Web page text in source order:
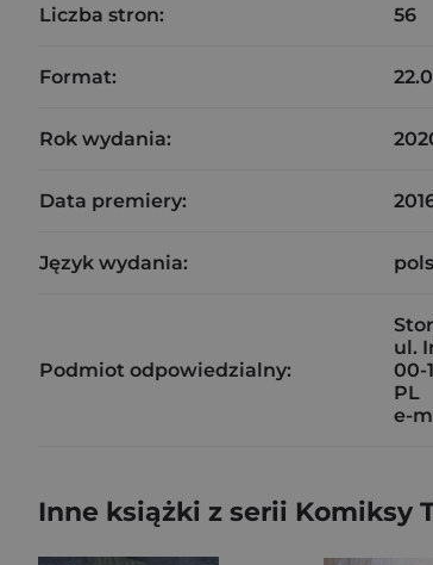
Liczba stron: 56
Format:
Rok wydania:
Data premiery:
Język wydania:
Podmiot odpowiedzialny:
ul.
00-
PL
e-
Inne książki z serii Komiksy